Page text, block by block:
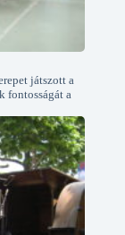
játszott a
fontosságát a